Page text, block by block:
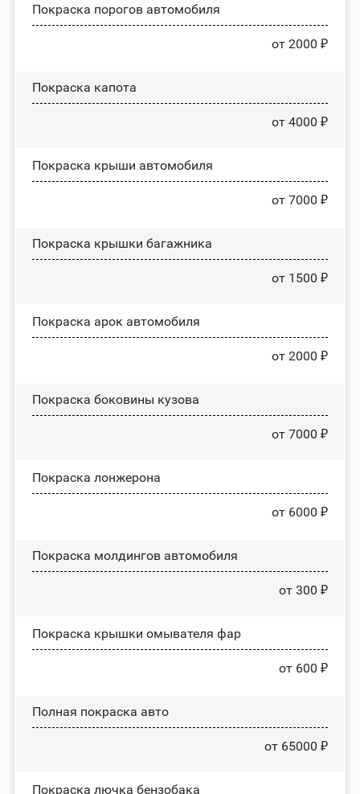
Покраска порогов автомобиля
от 2000 ₽
Покраска капота
от 4000 ₽
Покраска крыши автомобиля
от 7000 ₽
Покраска крышки багажника
от 1500 ₽
Покраска арок автомобиля
от 2000 ₽
Покраска боковины кузова
от 7000 ₽
Покраска лонжерона
от 6000 ₽
Покраска молдингов автомобиля
от 300 ₽
Покраска крышки омывателя фар
от 600 ₽
Полная покраска авто
от 65000 ₽
Покраска лючка бензобака